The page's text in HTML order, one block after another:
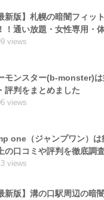
新版】札幌の暗闇フィッ
！通い放題・女性専用・
views
モンスター(b-monster)は
評判をまとめました
views
one（ジャンプワン）は
の口コミや評判を徹底調
views
新版】溝の口駅周辺の暗